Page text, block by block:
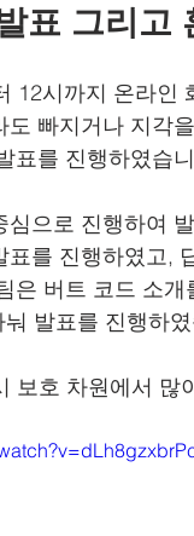
표 그리고
12시까지 온라
도 빠지거나 지각
표를 진행하였습
심으로 진행하여
표를 진행하였고,
은 버트 코드 소
발표를 진행하
보호 차원에서 많